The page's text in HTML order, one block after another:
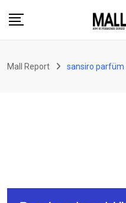
Mall Report sansiro parfüm
PERAKENDE